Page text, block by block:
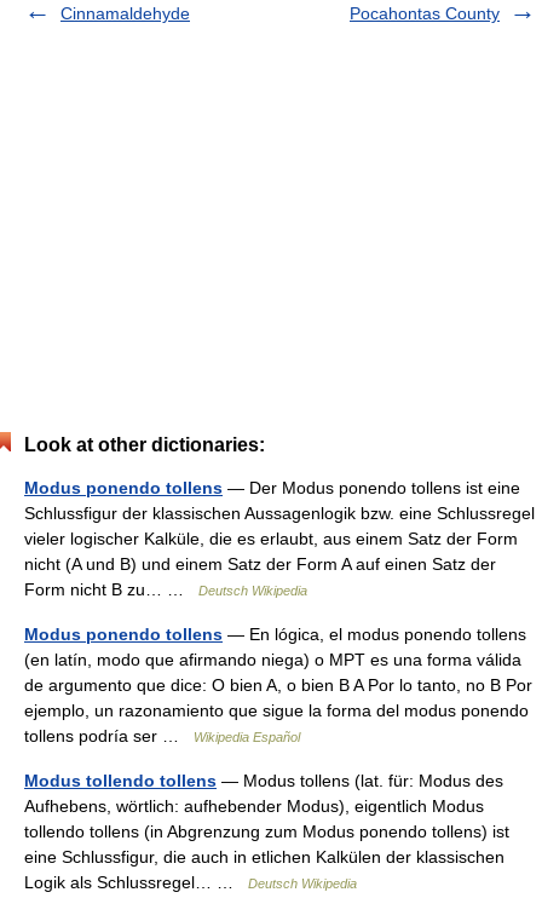
Cinnamaldehyde Pocahontas County
Look at other dictionaries:
Modus ponendo tollens — Der Modus ponendo tollens ist eine
Schlussfigur der klassischen Aussagenlogik bzw. eine Schlussregel
vieler logischer Kalküle, die es erlaubt, aus einem Satz der Form
nicht (A und B) und einem Satz der Form A auf einen Satz der
Form nicht B zu… …
Deutsch Wikipedia
Modus ponendo tollens — En lógica, el modus ponendo tollens
(en latín, modo que afirmando niega) o MPT es una forma válida
de argumento que dice: O bien A, o bien B A Por lo tanto, no B Por
ejemplo, un razonamiento que sigue la forma del modus ponendo
tollens podría ser …
Wikipedia Español
Modus tollendo tollens — Modus tollens (lat. für: Modus des
Aufhebens, wörtlich: aufhebender Modus), eigentlich Modus
tollendo tollens (in Abgrenzung zum Modus ponendo tollens) ist
eine Schlussfigur, die auch in etlichen Kalkülen der klassischen
Logik als Schlussregel… …
Deutsch Wikipedia